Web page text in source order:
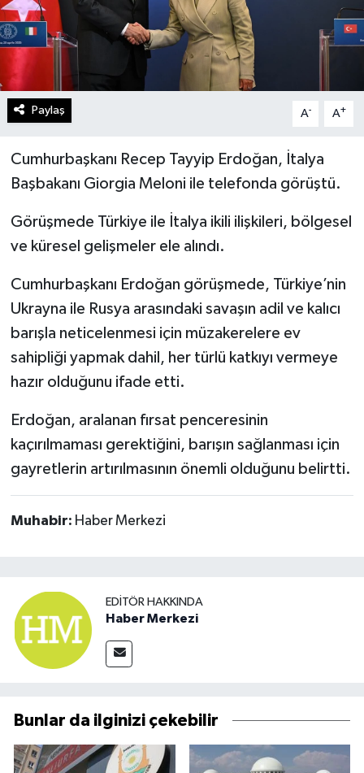
Paylaş A- A+
Cumhurbaşkanı Recep Tayyip Erdoğan, İtalya
Başbakanı Giorgia Meloni ile telefonda görüştü.
Görüşmede Türkiye ile İtalya ikili ilişkileri, bölgesel
ve küresel gelişmeler ele alındı.
Cumhurbaşkanı Erdoğan görüşmede, Türkiye’nin
Ukrayna ile Rusya arasındaki savaşın adil ve kalıcı
barışla neticelenmesi için müzakerelere ev
sahipliği yapmak dahil, her türlü katkıyı vermeye
hazır olduğunu ifade etti.
Erdoğan, aralanan fırsat penceresinin
kaçırılmaması gerektiğini, barışın sağlanması için
gayretlerin artırılmasının önemli olduğunu belirtti.
Muhabir: Haber Merkezi
EDITÖR HAKKINDA
Haber Merkezi
Bunlar da ilginizi çekebilir